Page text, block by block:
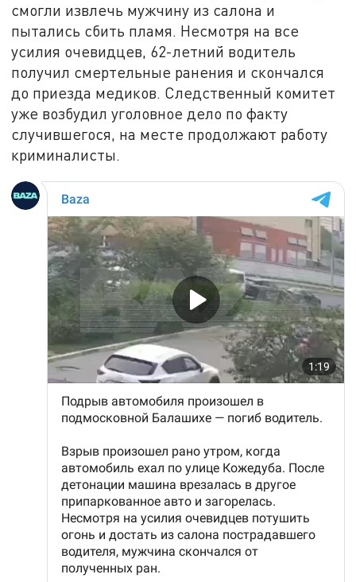
смогли извлечь мужчину из салона и
пытались сбить пламя. Несмотря на все
усилия очевидцев, 62-летний водитель
получил смертельные ранения и скончался
до приезда медиков. Следственный комитет
уже возбудил уголовное дело по факту
случившегося, на месте продолжают работу
криминалисты.